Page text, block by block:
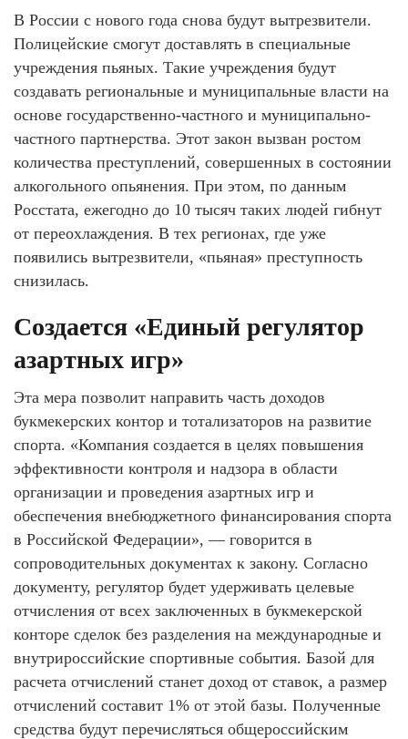
В России с нового года снова будут вытрезвители.
Полицейские смогут доставлять в специальные
учреждения пьяных. Такие учреждения будут
создавать региональные и муниципальные власти на
основе государственно-частного и муниципально-
частного партнерства. Этот закон вызван ростом
количества преступлений, совершенных в состоянии
алкогольного опьянения. При этом, по данным
Росстата, ежегодно до 10 тысяч таких людей гибнут
от переохлаждения. В тех регионах, где уже
появились вытрезвители, «пьяная» преступность
снизилась.
Создается «Единый регулятор
азартных игр»
Эта мера позволит направить часть доходов
букмекерских контор и тотализаторов на развитие
спорта. «Компания создается в целях повышения
эффективности контроля и надзора в области
организации и проведения азартных игр и
обеспечения внебюджетного финансирования спорта
в Российской Федерации», — говорится в
сопроводительных документах к закону. Согласно
документу, регулятор будет удерживать целевые
отчисления от всех заключенных в букмекерской
конторе сделок без разделения на международные и
внутрироссийские спортивные события. Базой для
расчета отчислений станет доход от ставок, а размер
отчислений составит 1% от этой базы. Полученные
средства будут перечисляться общероссийским